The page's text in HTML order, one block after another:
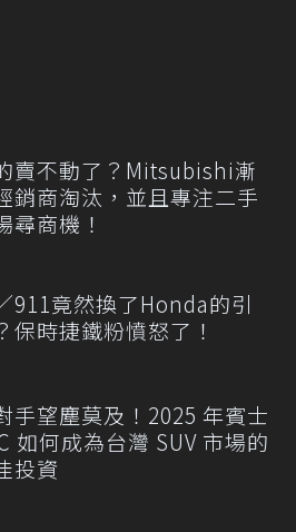
賣不動了？Mitsubishi漸
銷商淘汰，並且專注二手
尋商機！
911竟然換了Honda的引
保時捷鐵粉憤怒了！
手望塵莫及！2025 年賓士
如何成為台灣 SUV 市場的
投資